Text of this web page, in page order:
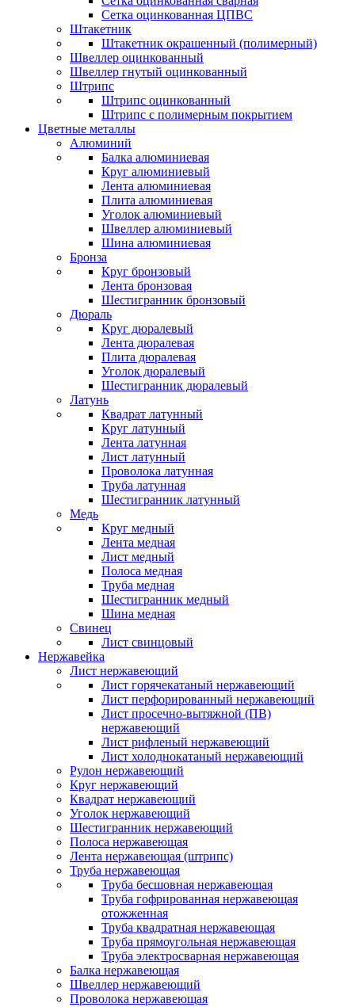
Сетка оцинкованная ЦПВС
Штакетник
Штакетник окрашенный (полимерный)
Швеллер оцинкованный
Швеллер гнутый оцинкованный
Штрипс
Штрипс оцинкованный
Штрипс с полимерным покрытием
Цветные металлы
Алюминий
Балка алюминиевая
Круг алюминиевый
Лента алюминиевая
Плита алюминиевая
Уголок алюминиевый
Швеллер алюминиевый
Шина алюминиевая
Бронза
Круг бронзовый
Лента бронзовая
Шестигранник бронзовый
Дюраль
Круг дюралевый
Лента дюралевая
Плита дюралевая
Уголок дюралевый
Шестигранник дюралевый
Латунь
Квадрат латунный
Круг латунный
Лента латунная
Лист латунный
Проволока латунная
Труба латунная
Шестигранник латунный
Медь
Круг медный
Лента медная
Лист медный
Полоса медная
Труба медная
Шестигранник медный
Шина медная
Свинец
Лист свинцовый
Нержавейка
Лист нержавеющий
Лист горячекатаный нержавеющий
Лист перфорированный нержавеющий
Лист просечно-вытяжной (ПВ)
нержавеющий
Лист рифленый нержавеющий
Лист холоднокатаный нержавеющий
Рулон нержавеющий
Круг нержавеющий
Квадрат нержавеющий
Уголок нержавеющий
Шестигранник нержавеющий
Полоса нержавеющая
Лента нержавеющая (штрипс)
Труба нержавеющая
Труба бесшовная нержавеющая
Труба гофрированная нержавеющая
отожженная
Труба квадратная нержавеющая
Труба прямоугольная нержавеющая
Труба электросварная нержавеющая
Балка нержавеющая
Швеллер нержавеющий
Проволока нержавеющая